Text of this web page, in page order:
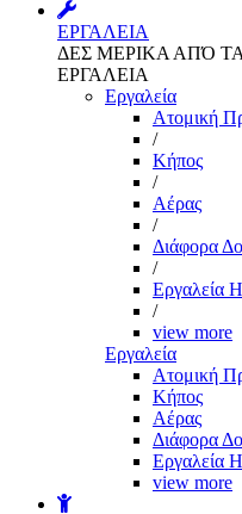
ΕΡΓΑΛΕΙΑ
ΔΕΣ ΜΕΡΙΚΑ ΑΠΌ
ΕΡΓΑΛΕΙΑ
Εργαλεία
Aτομική
/
Kήπος
/
Αέρας
/
Διάφορα
/
Εργαλεία
/
view more
Εργαλεία
Aτομική
Kήπος
Αέρας
Διάφορα
Εργαλεία
view more